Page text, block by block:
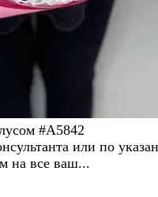
#A5842
или по
на все ваш...